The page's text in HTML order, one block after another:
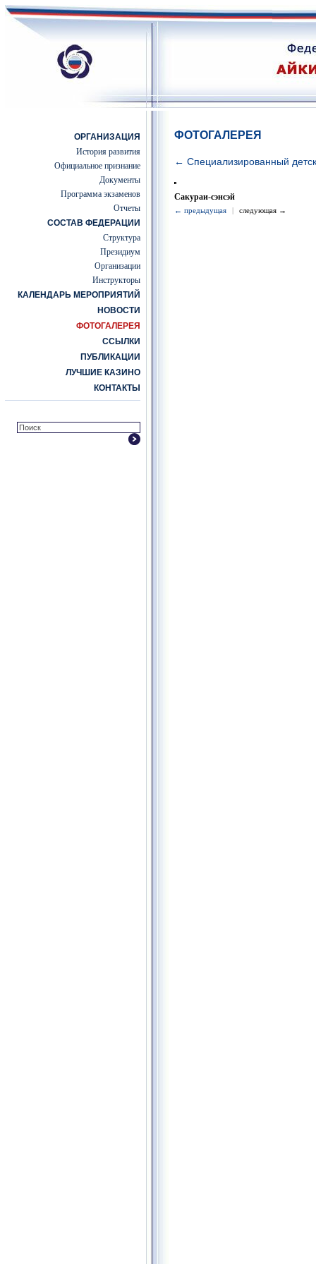
ОРГАНИЗАЦИЯ
История развития
Официальное признание
Документы
Программа экзаменов
Отчеты
СОСТАВ ФЕДЕРАЦИИ
Структура
Президиум
Организации
Инструкторы
КАЛЕНДАРЬ МЕРОПРИЯТИЙ
НОВОСТИ
ФОТОГАЛЕРЕЯ
ССЫЛКИ
ПУБЛИКАЦИИ
ЛУЧШИЕ КАЗИНО
КОНТАКТЫ
ФОТОГАЛЕРЕЯ
← Специализированный
Сакураи-сэнсэй
← предыдущая | следующая →